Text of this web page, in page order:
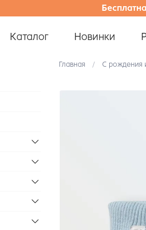
Каталог Новинки
Главная С рождения